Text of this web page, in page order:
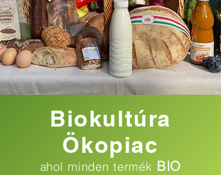
Biokultúra
Ökopiac
ahol minden termék BIO